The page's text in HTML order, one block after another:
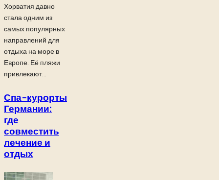
Хорватия давно
стала одним из
самых популярных
направлений для
отдыха на море в
Европе. Её пляжи
привлекают...
Спа-курорты
Германии:
где
совместить
лечение и
отдых